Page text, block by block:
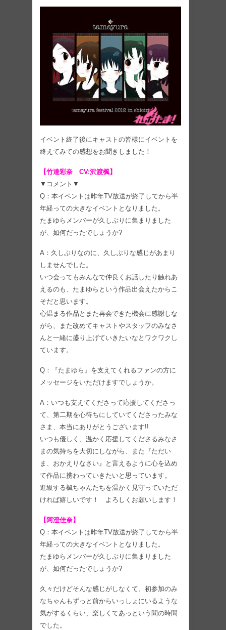
イベント終了後にキャストの皆様にイベントを
終えてみての感想をお聞きしました！
【竹達彩奈 CV:沢渡楓】
▼コメント▼
Q：本イベントは昨年TV放送が終了してから半
年経っての大きなイベントとなりました。
たまゆらメンバーが久しぶりに集まりました
が、如何だったでしょうか?
A：久しぶりなのに、久しぶりな感じがあまり
しませんでした。
いつ会ってもみんなで仲良くお話したり触れあ
えるのも、たまゆらという作品出会えたからこ
そだと思います。
心温まる作品とまた再会できた機会に感謝しな
がら、また改めてキャストやスタッフのみなさ
んと一緒に盛り上げていきたいなとワクワクし
ています。
Q：『たまゆら』を支えてくれるファンの方に
メッセージをいただけますでしょうか。
A：いつも支えてくださって応援してくださっ
て、第二期を心待ちにしていてくださったみな
さま、本当にありがとうございます!!
いつも優しく、温かく応援してくださるみなさ
まの気持ちを大切にしながら、また『ただい
ま、おかえりなさい』と言えるように心を込め
て作品に携わっていきたいと思っています。
進級する楓ちゃんたちを温かく見守っていただ
ければ嬉しいです！ よろしくお願いします！
【阿澄佳奈】
Q：本イベントは昨年TV放送が終了してから半
年経っての大きなイベントとなりました。
たまゆらメンバーが久しぶりに集まりました
が、如何だったでしょうか?
久々だけどそんな感じがしなくて、初参加のみ
なちゃんもずっと前からいっしょにいるような
気がするくらい、楽しくてあっという間の時間
でした。